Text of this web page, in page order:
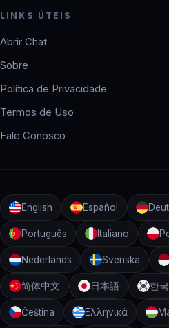
LINKS ÚTEIS
Abrir Chat
Sobre
Política de Privacidade
Termos de Uso
Fale Conosco
English Español
Português Italiano
Nederlands Svenska
简体中文 日本語 한
Čeština Ελληνικά